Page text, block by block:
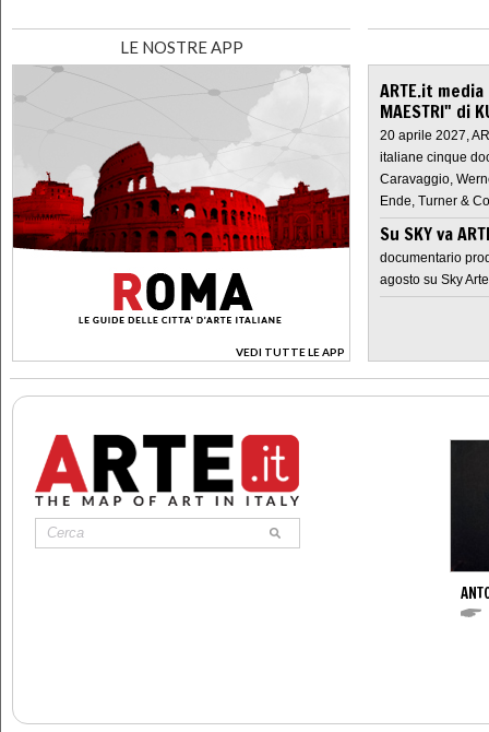
LE NOSTRE APP
VEDI TUTTE LE APP
>
ARTE.it
MAESTRI" di
20 aprile 2027,
italiane cinque
Caravaggio,
Ende, Turner &
Su SKY va
documentario
agosto su Sky Arte